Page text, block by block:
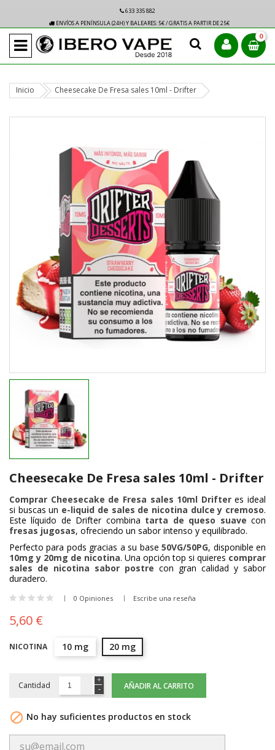
633 335 882
ENVÍOS A PENÍNSULA (24H) Y BALEARES: 5€ / GRATIS A PARTIR DE 25€
0
Inicio Cheesecake De Fresa sales 10ml - Drifter
Cheesecake De Fresa sales 10ml - Drifter
Comprar Cheesecake de Fresa sales 10ml Drifteres ideal
si buscas un e-liquid de sales de nicotina dulce y cremoso.
Este líquido de Driftercombina tarta de queso suave con
fresas jugosas, ofreciendo un sabor intenso y equilibrado.
Perfecto para pods gracias a su base50VG/50PG, disponible en
10mg y 20mg de nicotina. Una opción top si quieres comprar
sales de nicotina sabor postre con gran calidad y sabor
duradero.
0 Opiniones Escribe una reseña
5,60 €
NICOTINA 10 mg 20 mg
Cantidad AÑADIR AL CARRITO
 No hay suficientes productos en stock